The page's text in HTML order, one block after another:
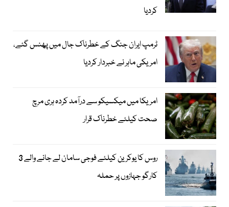
کردیا
ٹرمپ ایران جنگ کے خطرناک جال میں پھنس گئے،
امریکی ماہر نے خبردار کردیا
امریکا میں میکسیکو سے درآمد کردہ ہری مرچ
صحت کیلئے خطرناک قرار
روس کا یوکرین کیلئے فوجی سامان لے جانے والے 3
کارگو جہازوں پر حملہ